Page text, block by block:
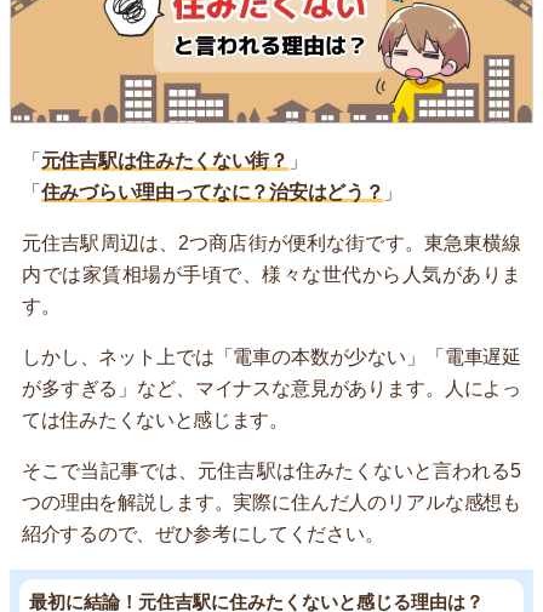
「 元住吉駅は住みたくない街？ 」
「 住みづらい理由ってなに？治安はどう？ 」
元住吉駅周辺は、2つ商店街が便利な街です。東急東横線
内では家賃相場が手頃で、様々な世代から人気がありま
す。
しかし、ネット上では「電車の本数が少ない」「電車遅延
が多すぎる」など、マイナスな意見があります。人によっ
ては住みたくないと感じます。
そこで当記事では、元住吉駅は住みたくないと言われる5
つの理由を解説します。実際に住んだ人のリアルな感想も
紹介するので、ぜひ参考にしてください。
最初に結論！元住吉駅に住みたくないと感じる理由は？